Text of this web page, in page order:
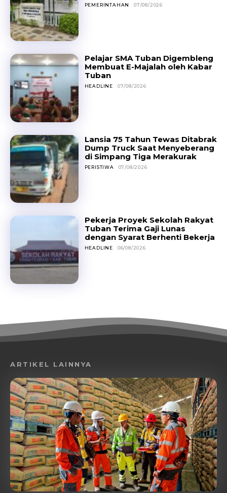
PEMERINTAHAN 07/08/2026
Pelajar SMA Tuban Digembleng
Membuat E-Majalah oleh Kabar
Tuban
HEADLINE 07/08/2026
Lansia 75 Tahun Tewas Ditabrak
Dump Truck Saat Menyeberang
di Simpang Tiga Merakurak
PERISTIWA 07/08/2026
Pekerja Proyek Sekolah Rakyat
Tuban Terima Gaji Lunas
dengan Syarat Berhenti Bekerja
HEADLINE 06/08/2026
ARTIKEL LAINNYA